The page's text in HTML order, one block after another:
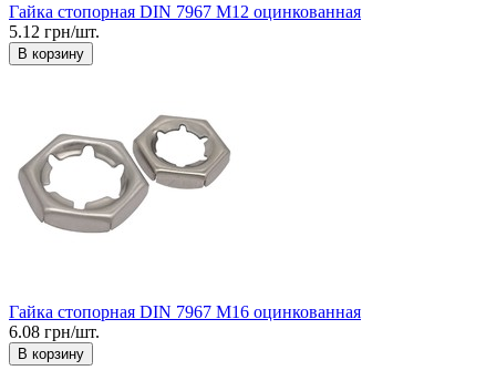
Гайка стопорная DIN 7967 М12 оцинкованная
5.12 грн/шт.
В корзину
Гайка стопорная DIN 7967 М16 оцинкованная
6.08 грн/шт.
В корзину